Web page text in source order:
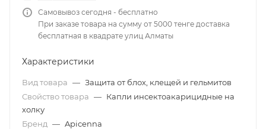
Самовывоз сегодня - бесплатно
При заказе товара на сумму от 5000 тенге доставка
бесплатная в квадрате улиц Алматы
Характеристики
Вид товара — Защита от блох, клещей и гельмитов
Свойство товара — Капли инсектоакарицидные на
холку
Бренд — Apicenna